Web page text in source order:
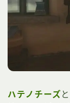
ハテノチーズ と